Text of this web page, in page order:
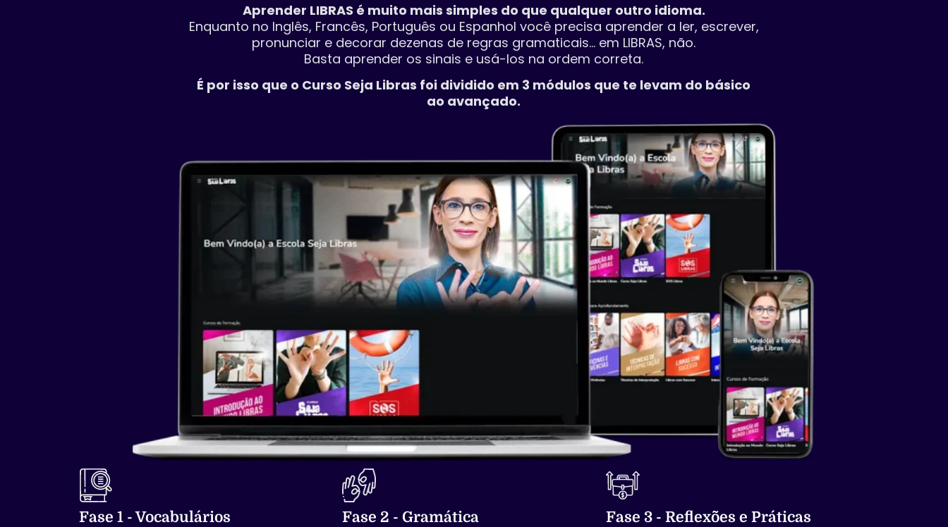
Aprender LIBRAS é muito mais simples do que qualquer outro idioma.
Enquanto no Inglês, Francês, Português ou Espanhol você precisa aprender a ler, escrever,
pronunciar e decorar dezenas de regras gramaticais… em LIBRAS, não.
Basta aprender os sinais e usá-los na ordem correta.
É por isso que o Curso Seja Libras foi dividido em 3 módulos que te levam do básico
ao avançado.
Fase 1 - Vocabulários Fase 2 - Gramática​
Fase 3 - Reflexões e Práticas